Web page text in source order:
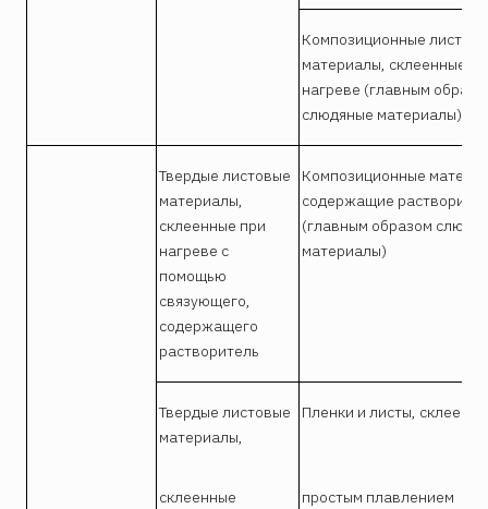
Композиционные
материалы, склеенные
нагреве (главным
слюдяные материалы)
Твердые листовые
материалы,
склеенные при
нагреве с
помощью
связующего,
содержащего
растворитель
Композиционные
содержащие
(главным образом
материалы)
Твердые листовые
материалы,
Пленки и листы,
склеенные простым плавлением